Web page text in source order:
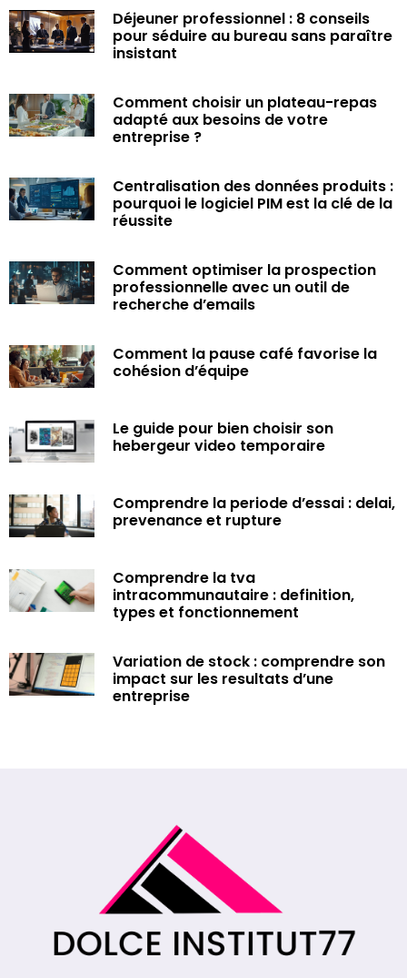
Déjeuner professionnel : 8 conseils
pour séduire au bureau sans paraître
insistant
Comment choisir un plateau-repas
adapté aux besoins de votre
entreprise ?
Centralisation des données produits :
pourquoi le logiciel PIM est la clé de la
réussite
Comment optimiser la prospection
professionnelle avec un outil de
recherche d’emails
Comment la pause café favorise la
cohésion d’équipe
Le guide pour bien choisir son
hebergeur video temporaire
Comprendre la periode d’essai : delai,
prevenance et rupture
Comprendre la tva
intracommunautaire : definition,
types et fonctionnement
Variation de stock : comprendre son
impact sur les resultats d’une
entreprise